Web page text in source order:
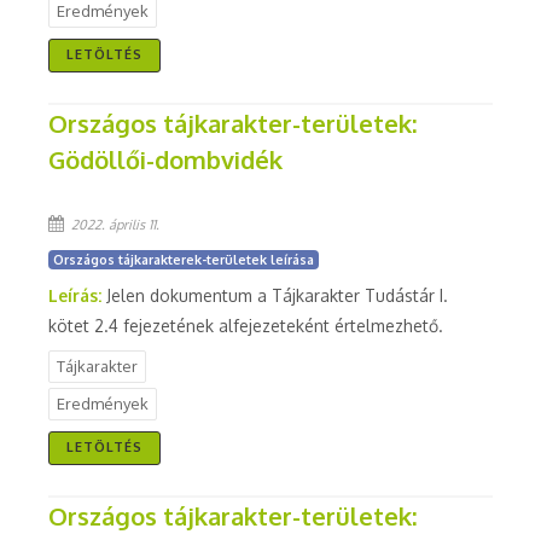
Eredmények
LETÖLTÉS
Országos tájkarakter-területek:
Gödöllői-dombvidék
2022. április 11.
Országos tájkarakterek-területek leírása
Leírás: Jelen dokumentum a Tájkarakter Tudástár I.
kötet 2.4 fejezetének alfejezeteként értelmezhető.
Tájkarakter
Eredmények
LETÖLTÉS
Országos tájkarakter-területek: